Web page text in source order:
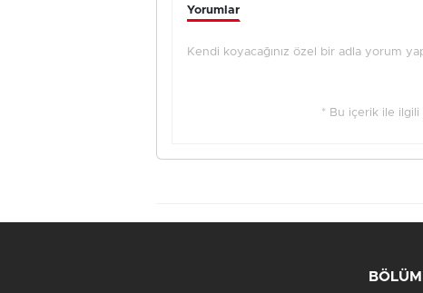
Yorumlar
Kendi koyacağınız özel bir adla yorum
* Bu içerik ile ilgili